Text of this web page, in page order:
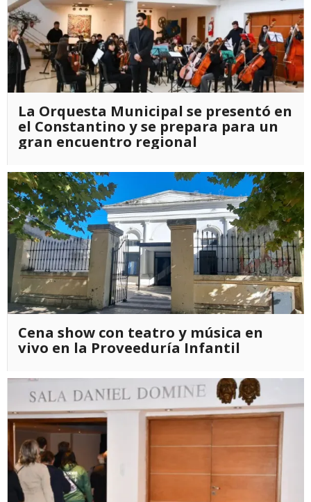
La Orquesta Municipal se presentó en
el Constantino y se prepara para un
gran encuentro regional
Cena show con teatro y música en
vivo en la Proveeduría Infantil